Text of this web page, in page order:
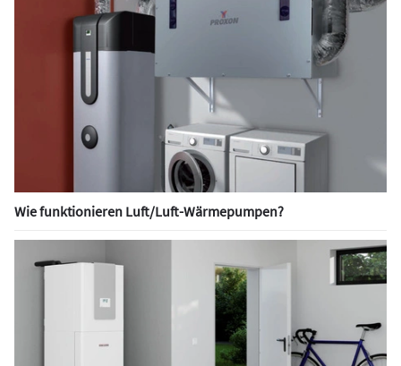
Wie funktionieren Luft/Luft-Wärmepumpen?